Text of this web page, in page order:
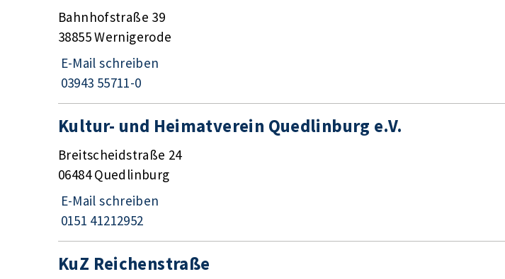
Bahnhofstraße 39
38855 Wernigerode
E-Mail schreiben
03943 55711-0
Kultur- und Heimatverein Quedlinburg e.V.
Breitscheidstraße 24
06484 Quedlinburg
E-Mail schreiben
0151 41212952
KuZ Reichenstraße